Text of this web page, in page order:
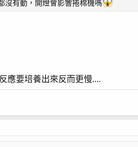
沒有動，開燈會影響捲棉機嗎
應要培養出來反而更慢….